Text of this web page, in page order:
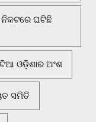
ନିକଟରେ ଘଟିଛି
ଓଡ଼ିଶାର ଅଂଶ
ସମିତି